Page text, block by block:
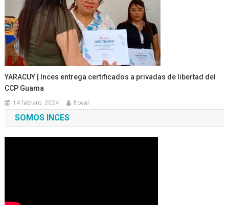
YARACUY | Inces entrega certificados a privadas de libertad del
CCP Guama
14 febrero, 2024 ltovar
SOMOS INCES